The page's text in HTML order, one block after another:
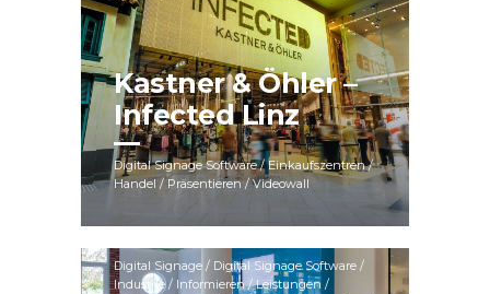
Kastner & Öhler –
Infected Linz
Digital Signage Software / Einkaufszentren /
Handel / Präsentieren / Videowall
Gebauer & Griller
Digital Signage / Digital Signage Software /
Industrie / Informieren / Leistungen /